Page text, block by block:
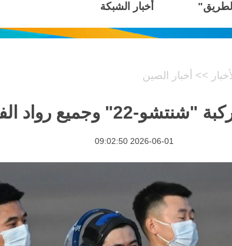
أخبار الشبكة
>> أخبار الصين
الفضاء بصحة جيدة (6)
2026-06-01 09:02:50